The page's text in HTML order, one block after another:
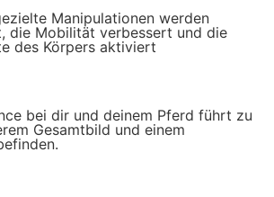
Manipulationen werden
die Mobilität verbessert und die
des Körpers aktiviert
bei dir und deinem Pferd führt zu
Gesamtbild und einem